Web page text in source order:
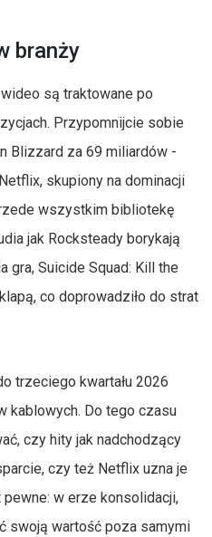
branży
są traktowane po
Przypomnijcie sobie
Blizzard za 69 miliardów -
skupiony na dominacji
wszystkim bibliotekę
jak Rocksteady borykają
gra, Suicide Squad: Kill the
co doprowadziło do strat
trzeciego kwartału 2026
kablowych. Do tego czasu
czy hity jak nadchodzący
czy też Netflix uzna je
w erze konsolidacji,
swoją wartość poza samymi